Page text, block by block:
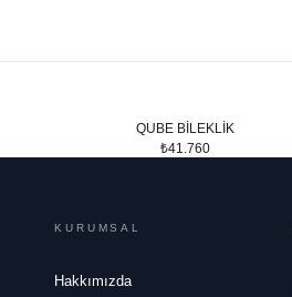
QUBE BİLEKLİK
₺41.760
KURUMSAL
Hakkımızda